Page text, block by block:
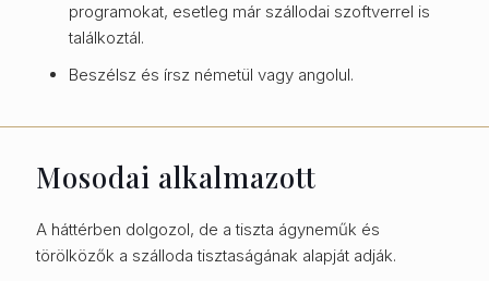
programokat, esetleg már szállodai szoftverrel is
találkoztál.
Beszélsz és írsz németül vagy angolul.
Mosodai alkalmazott
A háttérben dolgozol, de a tiszta ágyneműk és
törölközők a szálloda tisztaságának alapját adják.